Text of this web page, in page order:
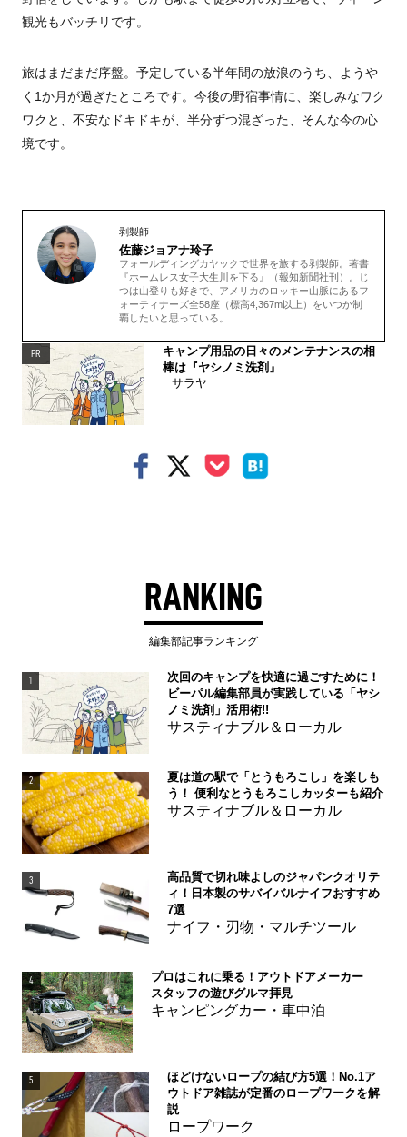
観光もバッチリです。
旅はまだまだ序盤。予定している半年間の放浪のうち、ようや
く1か月が過ぎたところです。今後の野宿事情に、楽しみなワク
ワクと、不安なドキドキが、半分ずつ混ざった、そんな今の心
境です。
剥製師
佐藤ジョアナ玲子
フォールディングカヤックで世界を旅する剥製師。著書
『ホームレス女子大生川を下る』（報知新聞社刊）。じ
つは山登りも好きで、アメリカのロッキー山脈にあるフ
ォーティナーズ全58座（標高4,367m以上）をいつか制
覇したいと思っている。
PR
キャンプ用品の日々のメンテナンスの相
棒は『ヤシノミ洗剤』
サラヤ
RANKING
編集部記事ランキング
1
次回のキャンプを快適に過ごすために！
ビーパル編集部員が実践している「ヤシ
ノミ洗剤」活用術!!
サスティナブル＆ローカル
2
夏は道の駅で「とうもろこし」を楽しも
う！ 便利なとうもろこしカッターも紹介
サスティナブル＆ローカル
3
高品質で切れ味よしのジャパンクオリテ
ィ！日本製のサバイバルナイフおすすめ
7選
ナイフ・刃物・マルチツール
4
プロはこれに乗る！アウトドアメーカー
スタッフの遊びグルマ拝見
キャンピングカー・車中泊
5
ほどけないロープの結び方5選！No.1ア
ウトドア雑誌が定番のロープワークを解
説
ロープワーク